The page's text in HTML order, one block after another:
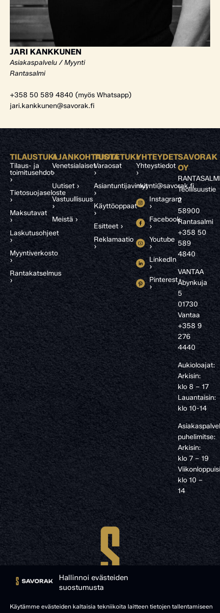
Hallinnoi evästeiden
suostumusta
Käytämme evästeiden kaltaisia tekniikoita laitteen tietojen tallentamiseen
JARI KANKKUNEN
Asiakaspalvelu / Myynti
Rantasalmi
+358 50 589 4840 (myös Whatsapp)
jari.kankkunen@savorak.fi
TILAUSTUKI
Tilaus- ja
toimitusehdot
›
Tietosuojaseloste
›
Maksutavat
›
Laskutusohjeet
›
Myyntiverkosto
›
Rantakatselmus
›
AJANKOHTAISTA
Venetsialaiset
›
Uutiset ›
Vastuullisuus
›
Meistä ›
TUOTETUKI
Varaosat
›
Asiantuntijavinkit
›
Käyttöoppaat
›
Esitteet ›
Reklamaatio
›
YHTEYDET
Yhteystiedot
›
myynti@savorak.fi
Instagram
›
Facebook
›
Youtube
›
LinkedIn
›
Pinterest
›
SAVORAK
OY
Teollisuustie
2
58900
Rantasalmi
+358 50
589
4840
VANTAA
Åbynkuja
5
01730
Vantaa
+358 9
276
4440
Aukioloajat:
Arkisin:
klo 8 – 17
Lauantaisin:
klo 10-14
puhelimitse:
Arkisin:
klo 7 – 19
klo 10 –
14